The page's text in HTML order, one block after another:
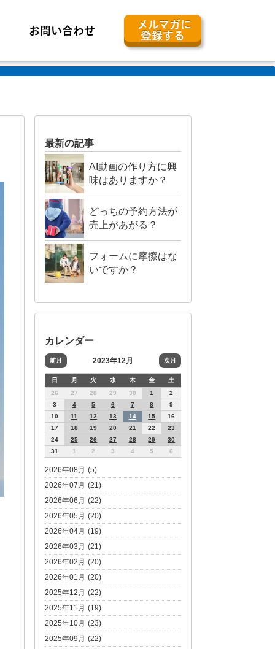
お問い合わせ メルマガに
登録する
最新の記事
AI動画の作り方に興
味はありますか？
どっちの予約方法が
売上があがる？
フォームに摩擦はな
いですか？
カレンダー
前月 2023年12月 次月
日 月 火 水 木 金
土
26
27 28 29 30 1
2
3
4 5 6 7 8
9
10
11 12 13 14 15
16
17
18 19 20 21 22
23
24
25 26 27 28 29
30
31
1 2 3 4 5 6
2026年08月 (5)
2026年07月 (21)
2026年06月 (22)
2026年05月 (20)
2026年04月 (19)
2026年03月 (21)
2026年02月 (20)
2026年01月 (20)
2025年12月 (22)
2025年11月 (19)
2025年10月 (23)
2025年09月 (22)